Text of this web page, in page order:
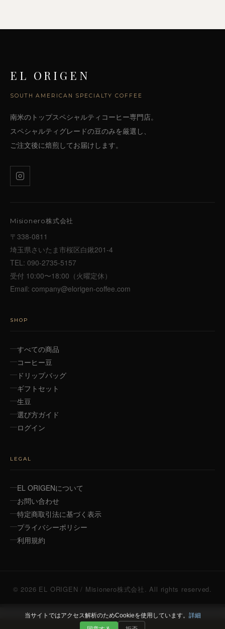
EL ORIGEN
SOUTH AMERICAN SPECIALTY COFFEE
南米のトップスペシャルティコーヒー専門店。
スペシャルティグレードの豆のみを厳選し、
ご注文後に焙煎してお届けします。
Misionero株式会社
〒338-0811
埼玉県さいたま市桜区白鍬201-4
TEL: 090-2735-5157
受付 10:00〜18:00（火曜定休）
Email: company@elorigen-coffee.com
SHOP
すべての商品
コーヒー豆
ドリップバッグ
ギフトセット
生豆
選び方ガイド
ログイン
LEGAL
EL ORIGENについて
お問い合わせ
特定商取引法に基づく表示
プライバシーポリシー
利用規約
© 2026 EL ORIGEN / Misionero株式会社. All rights reserved.
当サイトではアクセス解析のためCookieを使用しています。 詳細